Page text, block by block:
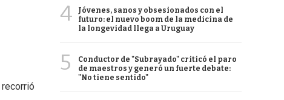
recorrió
4
Jóvenes, sanos y obsesionados con el
futuro: el nuevo boom de la medicina de
la longevidad llega a Uruguay
5
Conductor de "Subrayado" criticó el paro
de maestros y generó un fuerte debate:
"No tiene sentido"